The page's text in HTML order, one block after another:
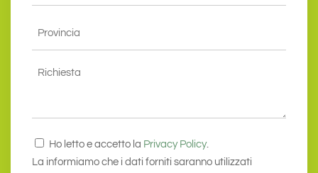
Richiesta
Consenso
*
Ho letto e accetto la Privacy Policy.
La informiamo che i dati forniti saranno utilizzati